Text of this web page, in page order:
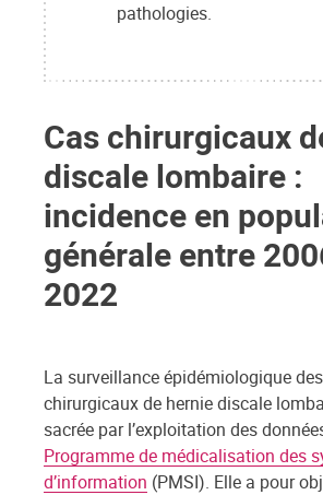
pathologies.
Cas chirurgicaux
discale lombaire :
incidence en
générale entre
2022
La surveillance épidémiologique
chirurgicaux de hernie discale
sacrée par l’exploitation des
Programme de médicalisation des
d’information (PMSI). Elle a pour